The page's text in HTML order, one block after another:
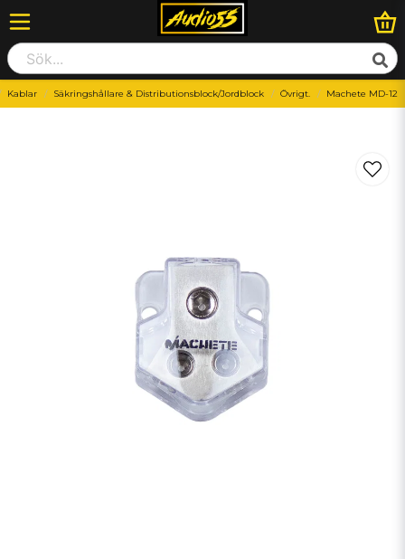
Kablar Säkringshållare & Distributionsblock/Jordblock Övrigt. Machete MD-12